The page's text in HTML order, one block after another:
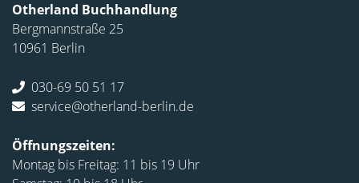
Otherland Buchhandlung
Bergmannstraße 25
10961 Berlin
030-69 50 51 17
service@otherland-berlin.de
Öffnungszeiten:
Montag bis Freitag: 11 bis 19 Uhr